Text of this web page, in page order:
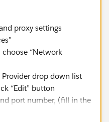
proxy settings
“Network
drop down list
“Edit” button
port number, (fill in the